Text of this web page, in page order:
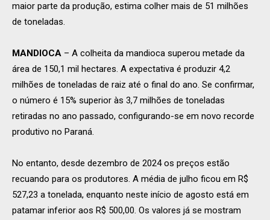
maior parte da produção, estima colher mais de 51 milhões
de toneladas.
MANDIOCA – A colheita da mandioca superou metade da
área de 150,1 mil hectares. A expectativa é produzir 4,2
milhões de toneladas de raiz até o final do ano. Se confirmar,
o número é 15% superior às 3,7 milhões de toneladas
retiradas no ano passado, configurando-se em novo recorde
produtivo no Paraná.
No entanto, desde dezembro de 2024 os preços estão
recuando para os produtores. A média de julho ficou em R$
527,23 a tonelada, enquanto neste início de agosto está em
patamar inferior aos R$ 500,00. Os valores já se mostram